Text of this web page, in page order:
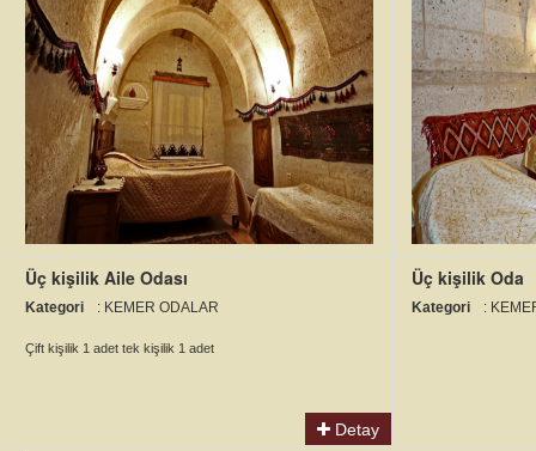
Üç kişilik Aile Odası
Kategori : KEMER ODALAR
Çift kişilik 1 adet tek kişilik 1 adet
Detay
Üç kişilik Oda
Kategori :